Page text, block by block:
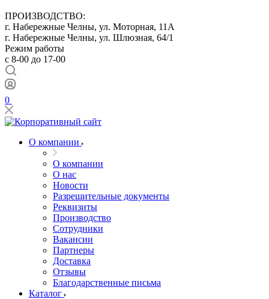
ПРОИЗВОДСТВО:
г. Набережные Челны, ул. Моторная, 11А
г. Набережные Челны, ул. Шлюзная, 64/1
Режим работы
с 8-00 до 17-00
0
О компании
О компании
О нас
Новости
Разрешительные документы
Реквизиты
Производство
Сотрудники
Вакансии
Партнеры
Доставка
Отзывы
Благодарственные письма
Каталог